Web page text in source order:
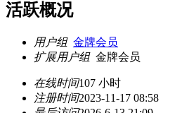
活跃概况
用户组 金牌会员
扩展用户组 金牌会员
在线时间107 小时
注册时间2023-11-17 08:58